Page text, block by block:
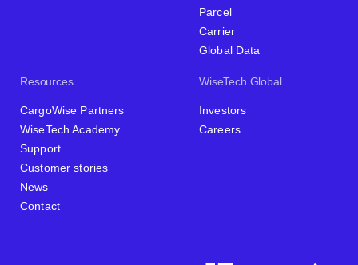
Parcel
Carrier
Global Data
Resources
CargoWise Partners
WiseTech Academy
Support
Customer stories
News
Contact
WiseTech Global
Investors
Careers